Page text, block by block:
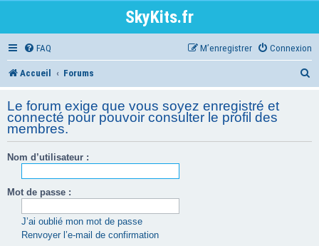
SkyKits.fr
FAQ Connexion
M’enregistrer
Accueil Forums
Le forum exige que vous soyez enregistré et
connecté pour pouvoir consulter le profil des
membres.
Nom d’utilisateur :
Mot de passe :
J’ai oublié mon mot de passe
Renvoyer l’e-mail de confirmation